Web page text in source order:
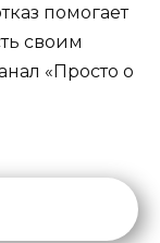
помогает
своим
«Просто о